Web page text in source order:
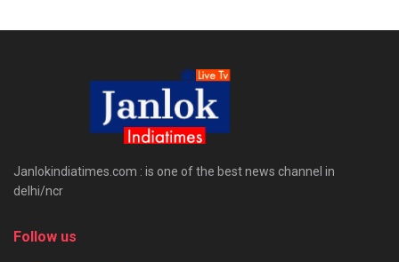
Janlokindiatimes.com : is one of the best news channel in
delhi/ncr
Follow us